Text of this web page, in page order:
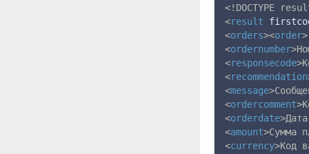
<!DOCTYPE
<result
<orders><order>
<ordernumber
<responsecode
<recommendation
<message
<ordercomment
<orderdate
<amount>Сумма
<currency>Код